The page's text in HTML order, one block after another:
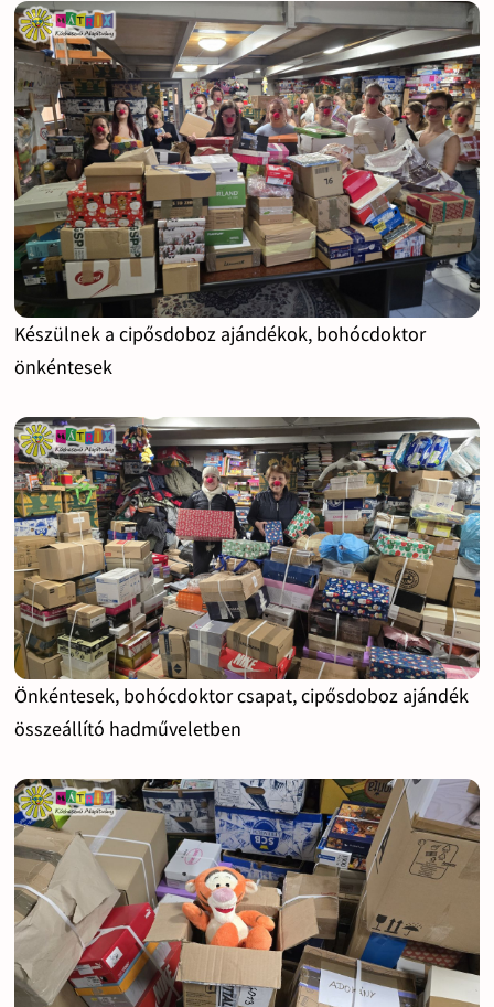
Készülnek a cipősdoboz ajándékok, bohócdoktor
önkéntesek
Önkéntesek, bohócdoktor csapat, cipősdoboz ajándék
összeállító hadműveletben